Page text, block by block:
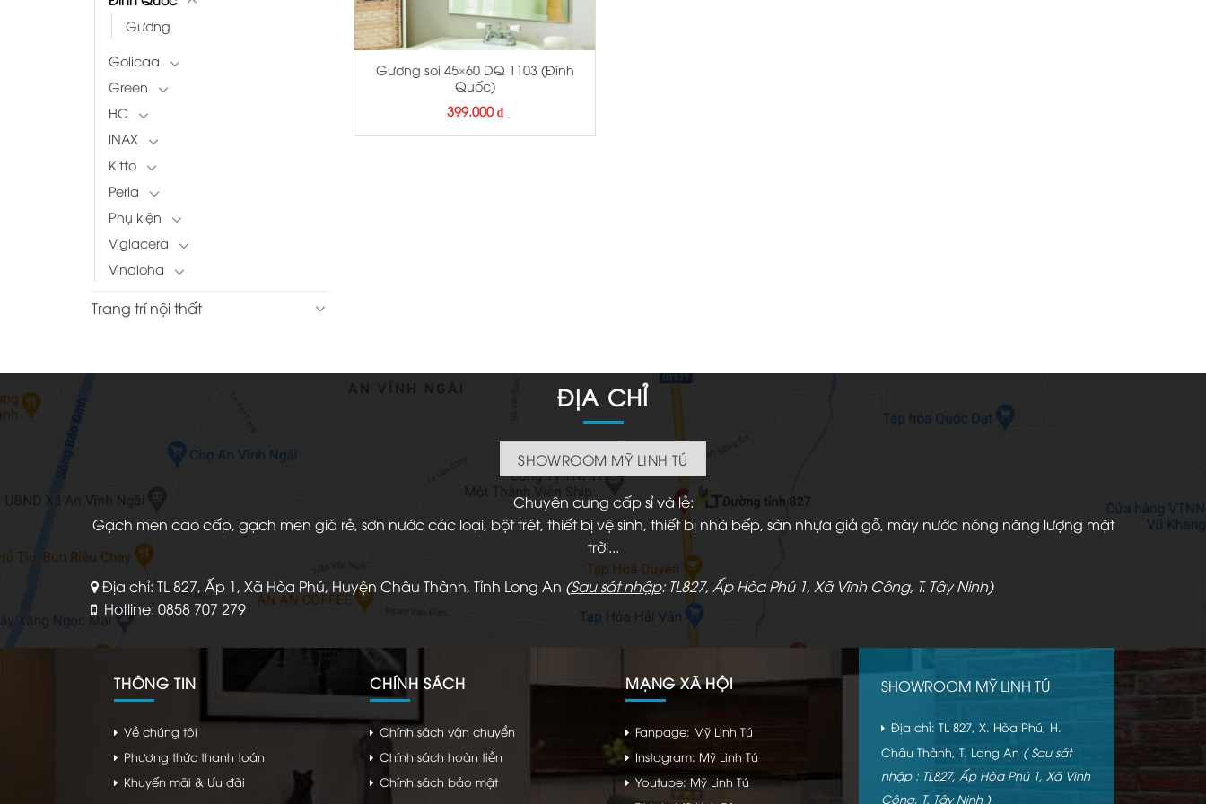
Gương
Golicaa
Green
HC
INAX
Kitto
Perla
Phụ kiện
Viglacera
Vinaloha
Trang trí nội thất
+
Gương soi 45×60 DQ 1103 (Đình
Quốc)
399.000₫
ĐỊA CHỈ
SHOWROOM MỸ LINH TÚ
Chuyên cung cấp sỉ và lẻ:
Gạch men cao cấp, gạch men giá rẻ, sơn nước các loại, bột trét, thiết bị vệ sinh, thiết bị nhà bếp, sàn nhựa giả gỗ, máy nước nóng năng lượng mặt
trời...
Địa chỉ: TL 827, Ấp 1, Xã Hòa Phú, Huyện Châu Thành, Tỉnh Long An (Sau sát nhập: TL827, Ấp Hòa Phú 1, Xã Vĩnh Công, T. Tây Ninh)
Hotline: 0858 707 279
THÔNG TIN
Về chúng tôi
Phương thức thanh toán
Khuyến mãi & Ưu đãi
CHÍNH SÁCH
Chính sách vận chuyển
Chính sách hoàn tiền
Chính sách bảo mật
MẠNG XÃ HỘI
Fanpage: Mỹ Linh Tú
Instagram: Mỹ Linh Tú
Youtube: Mỹ Linh Tú
SHOWROOM MỸ LINH TÚ
Địa chỉ: TL 827, X. Hòa Phú, H.
Châu Thành, T. Long An ( Sau sát
nhập : TL827, Ấp Hòa Phú 1, Xã Vĩnh
Công, T. Tây Ninh )